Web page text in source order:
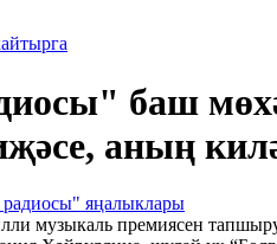
баш
аның
радиосы" яңалыклары
музыкаль премиясен